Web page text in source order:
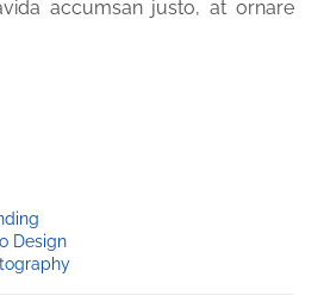
accumsan justo, at ornare
Design